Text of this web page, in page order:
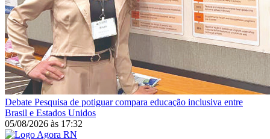
Debate Pesquisa de potiguar compara educação inclusiva entre
Brasil e Estados Unidos
05/08/2026 às 17:32